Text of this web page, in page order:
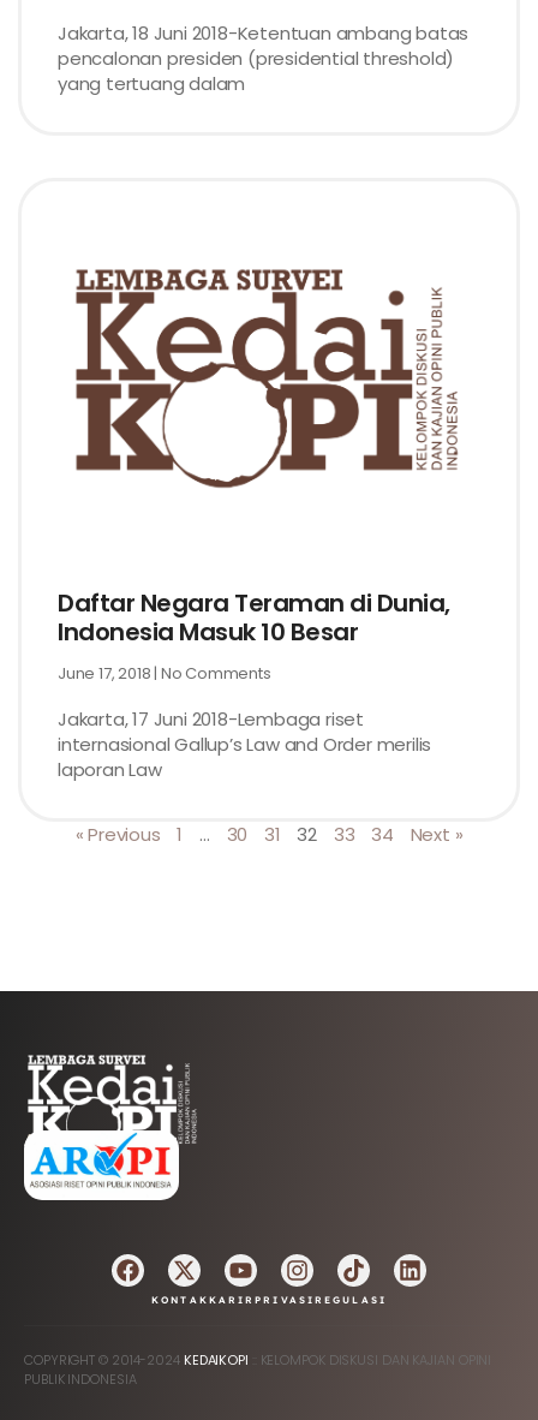
Jakarta, 18 Juni 2018-Ketentuan ambang batas
pencalonan presiden (presidential threshold)
yang tertuang dalam
Daftar Negara Teraman di Dunia,
Indonesia Masuk 10 Besar
June 17, 2018 No Comments
Jakarta, 17 Juni 2018-Lembaga riset
internasional Gallup’s Law and Order merilis
laporan Law
« Previous 1 … 30 31 32 33 34 Next »
AFILIASI
KONTAK KARIRPRIVASI REGULASI
COPYRIGHT © 2014-2024 KEDAIKOPI :: KELOMPOK DISKUSI DAN KAJIAN OPINI
PUBLIK INDONESIA